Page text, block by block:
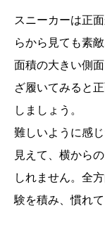
スニーカーは正
らから見ても素
面積の大きい側
ざ履いてみると
しましょう。
難しいように感
見えて、横から
しれません。全
験を積み、慣れ